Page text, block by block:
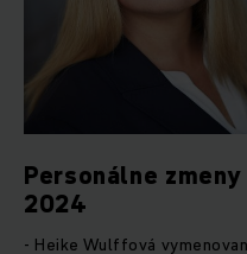
Personálne
2024
- Heike Wulffová